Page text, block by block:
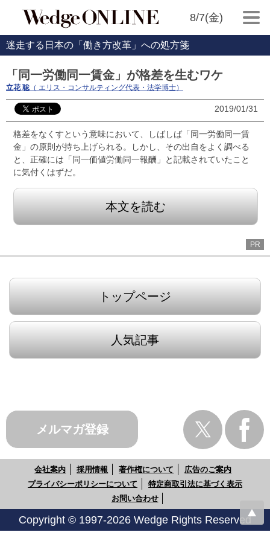
8/7(金)
迷走する日本の「働き方改革」への処方箋
「同一労働同一賃金」が格差を生むワケ
立花 聡 （ エリス・コンサルティング代表・法学博士）
2019/01/31
格差をなくすという意味において、しばしば「同一労働同一賃
金」の原則が持ち上げられる。しかし、その出自をよく調べる
と、正確には「同一価値労働同一報酬」と記載されていたこと
に気付くはずだ。
本文を読む
PR
トップページ
人気記事
メルマガ登録
会社案内 採用情報 著作権について
広告のご案内
プライバシーポリシーについて
特定商取引法に基づく表示
お問い合わせ
Copyright © 1997-2026 Wedge Rights Reserved